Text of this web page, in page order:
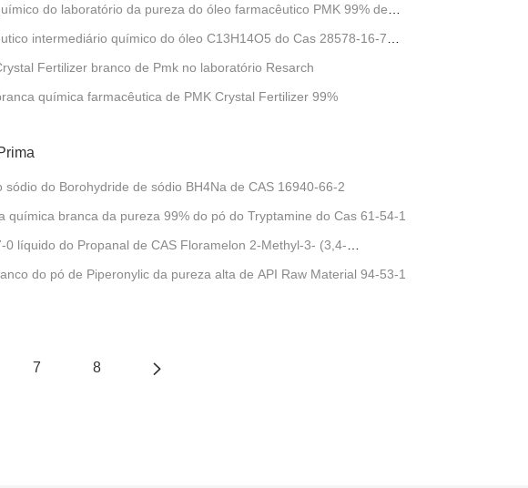
do laboratório da pureza do óleo farmacêutico PMK 99% de
intermediário químico do óleo C13H14O5 do Cas 28578-16-7
Fertilizer branco de Pmk no laboratório Resarch
química farmacêutica de PMK Crystal Fertilizer 99%
sódio do Borohydride de sódio BH4Na de CAS 16940-66-2
química branca da pureza 99% do pó do Tryptamine do Cas 61-54-1
0 líquido do Propanal de CAS Floramelon 2-Methyl-3- (3,4-
do pó de Piperonylic da pureza alta de API Raw Material 94-53-1
7 8